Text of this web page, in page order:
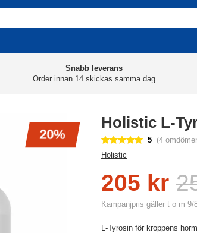
Snabb leverans
Order innan 14 skickas samma dag
20%
Holistic L-
5 (4
Holistic
205 kr
Kampanjpris gäller t o m 9/
L-Tyrosin för kroppens